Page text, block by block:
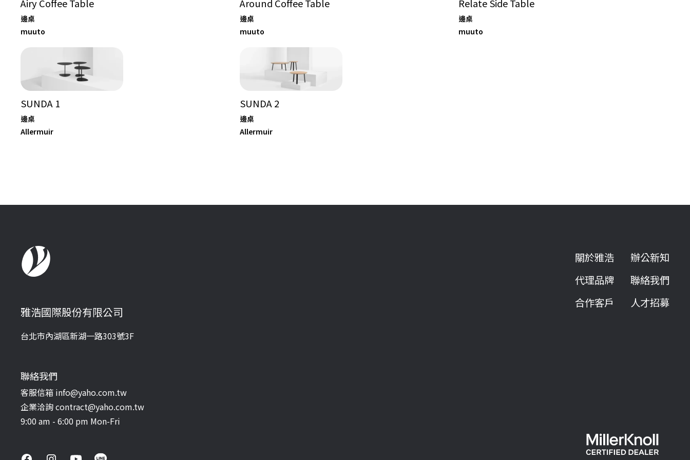
Airy Coffee Table
邊桌
muuto
Around Coffee Table
邊桌
muuto
Relate Side Table
邊桌
muuto
SUNDA 1
邊桌
Allermuir
SUNDA 2
邊桌
Allermuir
雅浩國際股份有限公司
台北市內湖區新湖一路303號3F
聯絡我們
客服信箱 info@yaho.com.tw
企業洽詢 contract@yaho.com.tw
9:00 am - 6:00 pm Mon-Fri
關於雅浩
代理品牌
合作客戶
辦公新知
聯絡我們
人才招募